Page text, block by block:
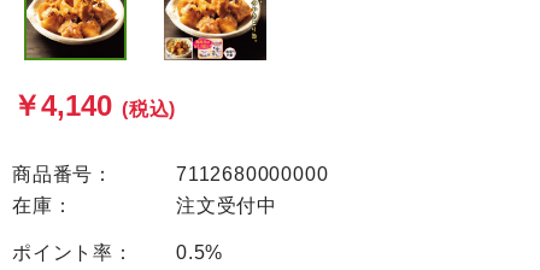
￥4,140 (税込)
商品番号：
7112680000000
在庫：
注文受付中
ポイント率：
0.5%